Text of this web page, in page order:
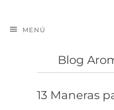
MENÚ
Blog
13 Maneras